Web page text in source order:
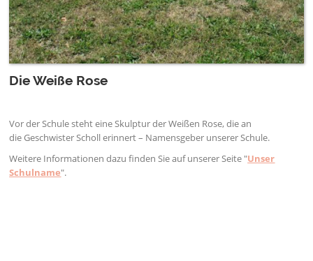
Die Weiße Rose
Vor der Schule steht eine Skulptur der Weißen Rose, die an
die Geschwister Scholl erinnert – Namensgeber unserer Schule.
Weitere Informationen dazu finden Sie auf unserer Seite "Unser
Schulname".